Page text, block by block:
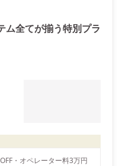
ム全てが揃う特別プラ
・オペレーター料3万円